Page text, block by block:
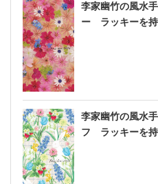
李家幽竹の風水
ー ラッキーを持
李家幽竹の風水
フ ラッキーを持